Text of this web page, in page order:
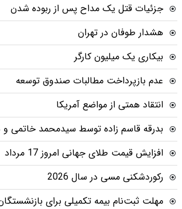
جزئیات قتل یک مداح پس از ربوده شدن
هشدار طوفان در تهران
بیکاری یک میلیون کارگر
عدم بازپرداخت مطالبات صندوق توسعه
انتقاد همتی از مواضع آمریکا
بدرقه قاسم زاده توسط سیدمحمد خاتمی و
افزایش قیمت طلای جهانی امروز 17 مرداد
رکوردشکنی مسی در سال 2026
مهلت ثبت‌نام بیمه تکمیلی برای